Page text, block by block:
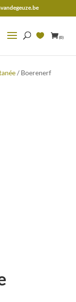
(0)
/ Boerenerf